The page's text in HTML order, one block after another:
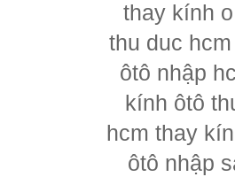
thay kính
thu duc
ôtô nhập
kính ôtô
hcm thay
ôtô nhập